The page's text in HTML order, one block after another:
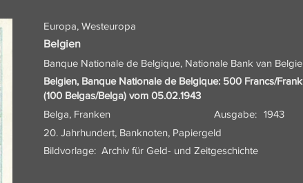
Europa, Westeuropa
Belgien
Banque Nationale de Belgique, Nationale Bank van Belgie
Belgien, Banque Nationale de Belgique: 500 Francs/Frank
(100 Belgas/Belga) vom 05.02.1943
Belga, Franken
Ausgabe: 1943
20. Jahrhundert, Banknoten, Papiergeld
Bildvorlage: Archiv für Geld- und Zeitgeschichte